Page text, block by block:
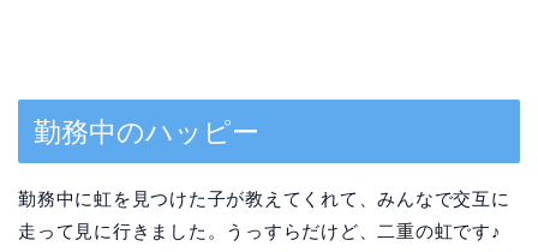
勤務中のハッピー
勤務中に虹を見つけた子が教えてくれて、みんなで交互に
走って見に行きました。うっすらだけど、二重の虹です♪